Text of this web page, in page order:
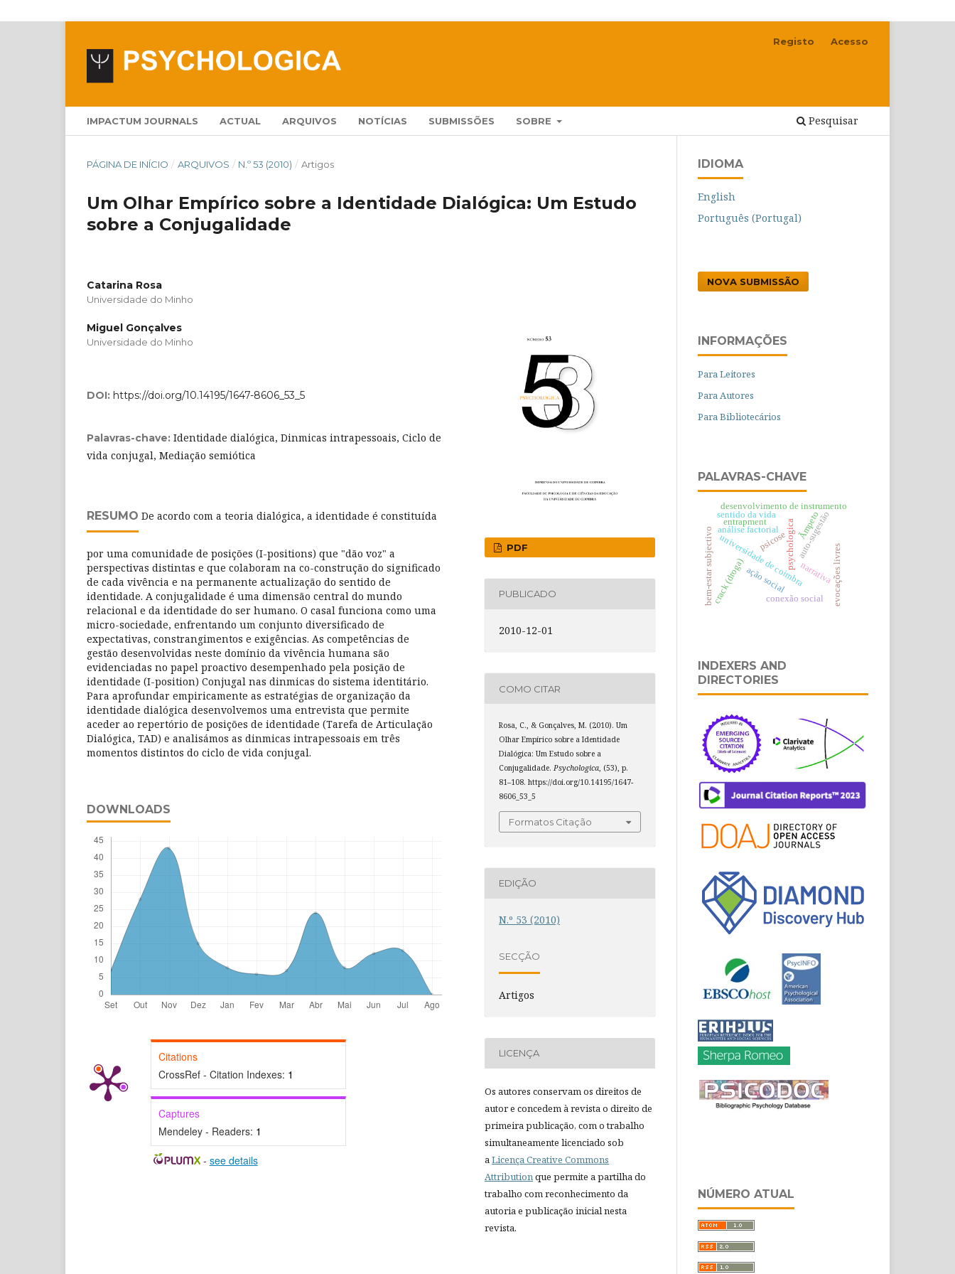
IMPACTUM JOURNALS ACTUAL ARQUIVOS NOTÍCIAS SUBMISSÕES SOBRE Pesquisar
Registo Acesso
PÁGINA DE INÍCIO / ARQUIVOS / N.º 53 (2010) / Artigos
Um Olhar Empírico sobre a Identidade Dialógica: Um Estudo
sobre a Conjugalidade
Catarina Rosa
Universidade do Minho
Miguel Gonçalves
Universidade do Minho
DOI: https://doi.org/10.14195/1647-8606_53_5
Palavras-chave: Identidade dialógica, Dinmicas intrapessoais, Ciclo de
vida conjugal, Mediação semiótica
RESUMO De acordo com a teoria dialógica, a identidade é constituída
por uma comunidade de posições (I-positions) que "dão voz" a
perspectivas distintas e que colaboram na co-construção do significado
de cada vivência e na permanente actualização do sentido de
identidade. A conjugalidade é uma dimensão central do mundo
relacional e da identidade do ser humano. O casal funciona como uma
micro-sociedade, enfrentando um conjunto diversificado de
expectativas, constrangimentos e exigências. As competências de
gestão desenvolvidas neste domínio da vivência humana são
evidenciadas no papel proactivo desempenhado pela posição de
identidade (I-position) Conjugal nas dinmicas do sistema identitário.
Para aprofundar empiricamente as estratégias de organização da
identidade dialógica desenvolvemos uma entrevista que permite
aceder ao repertório de posições de identidade (Tarefa de Articulação
Dialógica, TAD) e analisámos as dinmicas intrapessoais em três
momentos distintos do ciclo de vida conjugal.
DOWNLOADS
Citations
CrossRef - Citation Indexes: 1
Captures
Mendeley - Readers: 1
- see details
PDF
PUBLICADO
2010-12-01
COMO CITAR
Rosa, C., & Gonçalves, M. (2010). Um
Olhar Empírico sobre a Identidade
Dialógica: Um Estudo sobre a
Conjugalidade.Psychologica, (53), p.
81–108. https://doi.org/10.14195/1647-
8606_53_5
Formatos Citação
EDIÇÃO
N.º 53 (2010)
SECÇÃO
Artigos
LICENÇA
Os autores conservam os direitos de
autor e concedem à revista o direito de
primeira publicação, com o trabalho
simultaneamente licenciado sob
aLicença Creative Commons
Attributionque permite a partilha do
trabalho com reconhecimento da
autoria e publicação inicial nesta
revista.
IDIOMA
English
Português (Portugal)
NOVA SUBMISSÃO
INFORMAÇÕES
Para Leitores
Para Autores
Para Bibliotecários
PALAVRAS-CHAVE
auto-sugestão
ação social
universidade de coimbra
psychologica
análise factorial
narrativa
entrapment
evocações livres
crack (droga)
desenvolvimento de instrumento
conexão social
psicose
sentido da vida
bem-estar subjectivo
Ãmpeto
INDEXERS AND
DIRECTORIES
NÚMERO ATUAL